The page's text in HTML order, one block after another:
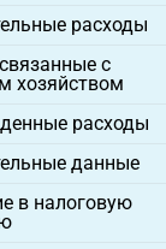
расходы
с
хозяйством
расходы
данные
в налоговую